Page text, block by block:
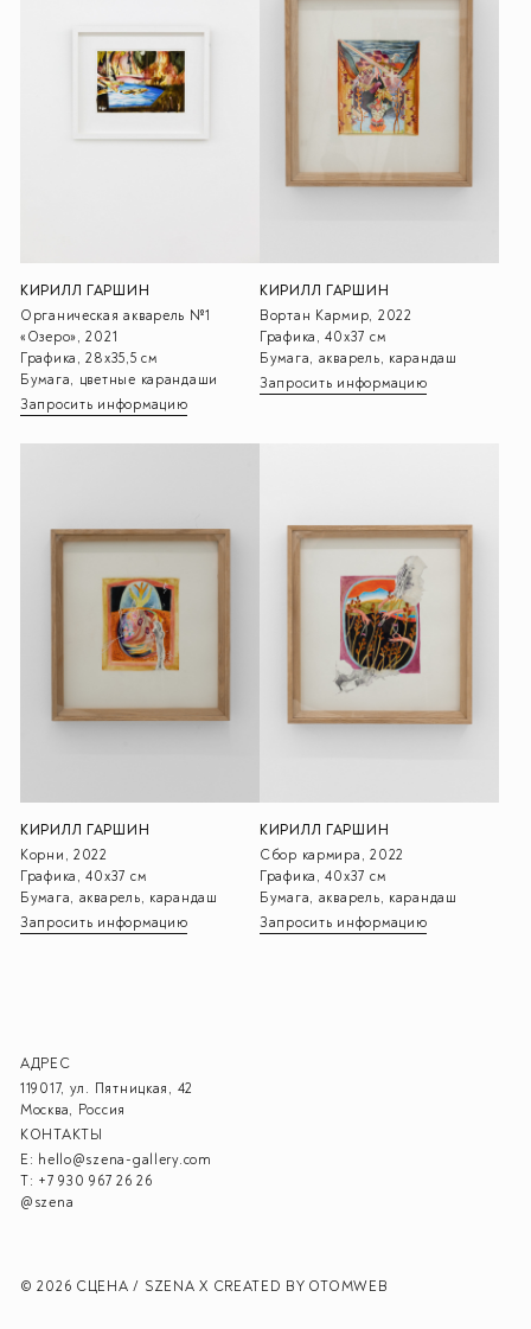
КИРИЛЛ ГАРШИН
Органическая акварель №1
«Озеро», 2021
Графика, 28х35,5 см
Бумага, цветные карандаши
Запросить информацию
КИРИЛЛ ГАРШИН
Вортан Кармир, 2022
Графика, 40х37 см
Бумага, акварель, карандаш
Запросить информацию
КИРИЛЛ ГАРШИН
Корни, 2022
Графика, 40х37 см
Бумага, акварель, карандаш
Запросить информацию
КИРИЛЛ ГАРШИН
Сбор кармира, 2022
Графика, 40х37 см
Бумага, акварель, карандаш
Запросить информацию
АДРЕС
119017, ул. Пятницкая, 42
Москва, Россия
КОНТАКТЫ
E: hello@szena-gallery.com
T: +7 930 967 26 26
@szena
© 2026 СЦЕНА / SZENA X CREATED BY OTOMWEB